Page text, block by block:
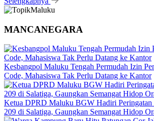
MANCANEGARA
Kesbangpol Maluku Tengah Permudah Izin
Code, Mahasiswa Tak Perlu Datang ke Kantor
Ketua DPRD Maluku BGW Hadiri Peringatan
209 di Salatiga, Gaungkan Semangat Hidop